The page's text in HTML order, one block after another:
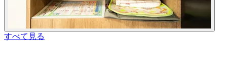
すべて見る